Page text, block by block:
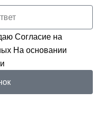
Согласие на
На основании